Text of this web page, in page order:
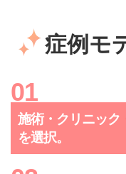
症例モ
施術・クリニック
を選択。